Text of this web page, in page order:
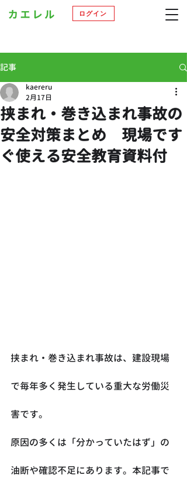
ログイン
記事
挟まれ・巻き込まれ事故の
安全対策まとめ 現場です
ぐ使える安全教育資料付
kaereru
2月17日
挟まれ・巻き込まれ事故は、建設現場
で毎年多く発生している重大な労働災
害です。
原因の多くは「分かっていたはず」の
油断や確認不足にあります。本記事で